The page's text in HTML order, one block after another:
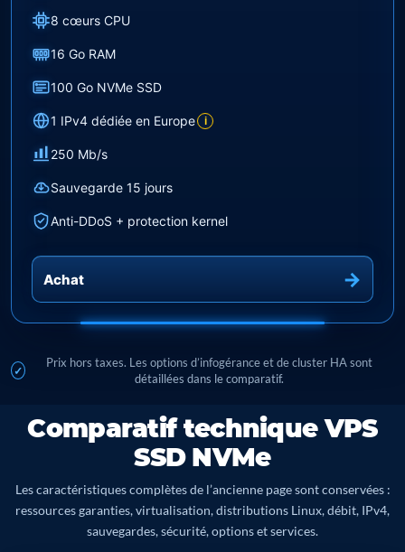
8 cœurs CPU
16 Go RAM
100 Go NVMe SSD
1 IPv4 dédiée en Europe i
250 Mb/s
Sauvegarde 15 jours
Anti-DDoS + protection kernel
Achat
Prix hors taxes. Les options d’infogérance et de cluster HA sont
détaillées dans le comparatif.
Comparatif technique VPS
SSD NVMe
Les caractéristiques complètes de l’ancienne page sont conservées :
ressources garanties, virtualisation, distributions Linux, débit, IPv4,
sauvegardes, sécurité, options et services.